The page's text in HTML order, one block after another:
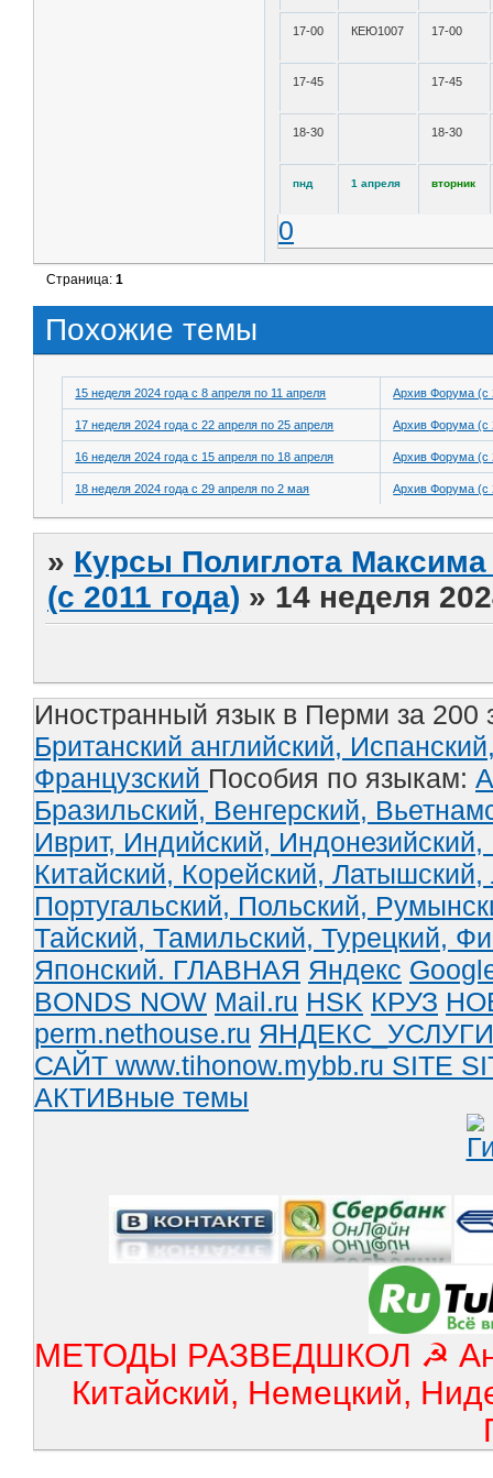
17-00 КЕЮ1007 17-00
17-45 17-45
18-30 18-30
пнд 1 апреля вторник
0
Страница:1
Похожие темы
15 неделя 2024 года с 8 апреля по 11 апреля Архив Форума (с
17 неделя 2024 года с 22 апреля по 25 апреля Архив Форума (с
16 неделя 2024 года с 15 апреля по 18 апреля Архив Форума (с
18 неделя 2024 года с 29 апреля по 2 мая Архив Форума (с
» Курсы Полиглота
(с 2011 года) » 14 неделя
Иностранный язык в Перми за 200
Британский английский,
Французский Пособия по языкам:
Бразильский, Венгерский,
Иврит, Индийский, Индонезийский,
Китайский, Корейский, Латышский,
Португальский, Польский,
Тайский, Тамильский, Турецкий,
Японский. ГЛАВНАЯ Яндекс
BONDS NOW Mail.ru HSK КРУЗ
perm.nethouse.ru ЯНДЕКС_УСЛУГИ
САЙТ www.tihonow.mybb.ru SITE
АКТИВные темы
МЕТОДЫ РАЗВЕДШКОЛ ☭
Китайский, Немецкий,